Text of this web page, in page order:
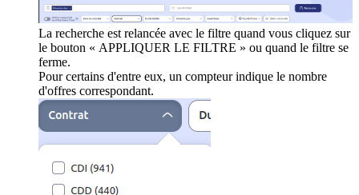
La recherche est relancée avec le filtre quand vous cliquez sur
le bouton « APPLIQUER LE FILTRE » ou quand le filtre se
ferme.
Pour certains d'entre eux, un compteur indique le nombre
d'offres correspondant.